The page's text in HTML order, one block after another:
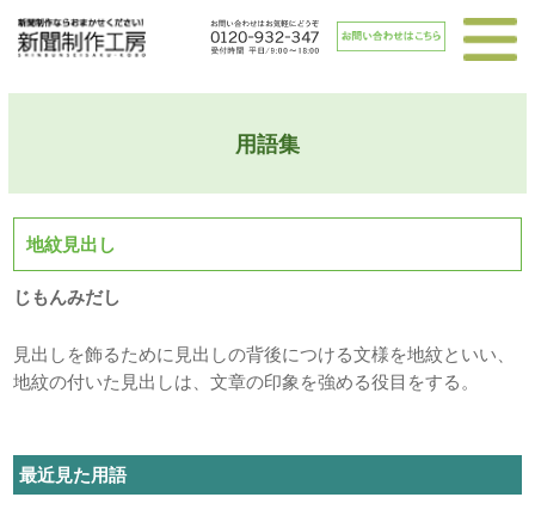
用語集
地紋見出し
じもんみだし
見出しを飾るために見出しの背後につける文様を地紋といい、
地紋の付いた見出しは、文章の印象を強める役目をする。
最近見た用語